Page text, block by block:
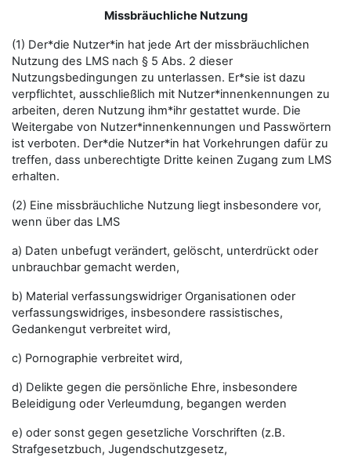
Missbräuchliche Nutzung
(1) Der*die Nutzer*in hat jede Art der missbräuchlichen
Nutzung des LMS nach § 5 Abs. 2 dieser
Nutzungsbedingungen zu unterlassen. Er*sie ist dazu
verpflichtet, ausschließlich mit Nutzer*innenkennungen zu
arbeiten, deren Nutzung ihm*ihr gestattet wurde. Die
Weitergabe von Nutzer*innenkennungen und Passwörtern
ist verboten. Der*die Nutzer*in hat Vorkehrungen dafür zu
treffen, dass unberechtigte Dritte keinen Zugang zum LMS
erhalten.
(2) Eine missbräuchliche Nutzung liegt insbesondere vor,
wenn über das LMS
a) Daten unbefugt verändert, gelöscht, unterdrückt oder
unbrauchbar gemacht werden,
b) Material verfassungswidriger Organisationen oder
verfassungswidriges, insbesondere rassistisches,
Gedankengut verbreitet wird,
c) Pornographie verbreitet wird,
d) Delikte gegen die persönliche Ehre, insbesondere
Beleidigung oder Verleumdung, begangen werden
e) oder sonst gegen gesetzliche Vorschriften (z.B.
Strafgesetzbuch, Jugendschutzgesetz,